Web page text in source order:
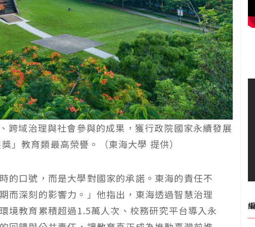
跨域治理與社會參與的成果，獲行政院國家永續發展
」教育類最高榮譽。（東海大學 提供）
的口號，而是大學對國家的承諾。東海的責任不
而深刻的影響力。」他指出，東海透過智慧治理
境教育累積超過1.5萬人次、校務研究平台導入永